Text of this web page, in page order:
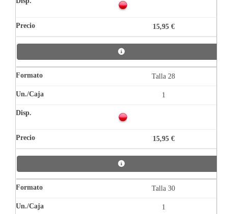
15,95 €
Talla 28
1
15,95 €
Talla 30
1